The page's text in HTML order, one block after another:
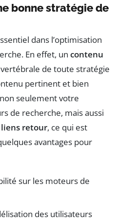
bonne stratégie de
dans l’optimisation
En effet, un contenu
de toute stratégie
pertinent et bien
seulement votre
de recherche, mais aussi
liens retour, ce qui est
avantages pour
sur les moteurs de
des utilisateurs